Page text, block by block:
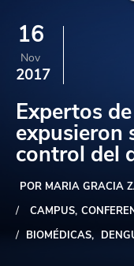
16
Nov
2017
Expertos
expusieron
control del
POR MARIA GRACIA
CAMPUS
BIOMÉDICAS